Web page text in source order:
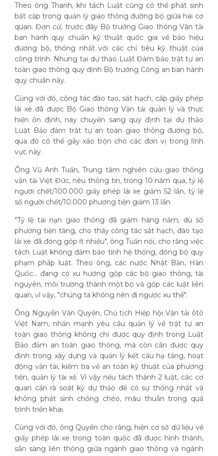
Theo ông Thanh, khi tách Luật cũng có thể phát sinh
bất cập trong quản lý giao thông đường bộ giữa hai cơ
quan. Đơn cử, trước đây Bộ trưởng Giao thông Vận tải
ban hành quy chuẩn kỹ thuật quốc gia về báo hiệu
đường bộ, thống nhất với các chỉ tiêu kỹ thuật của
công trình. Nhưng tại dự thảo Luật Đảm bảo trật tự an
toàn giao thông quy định Bộ trưởng Công an ban hành
quy chuẩn này.
Cùng với đó, công tác đào tạo, sát hạch, cấp giấy phép
lái xe đã được Bộ Giao thông Vận tải quản lý và thực
hiện ổn định, nay chuyển sang quy định tại dự thảo
Luật Bảo đảm trật tự an toàn giao thông đường bộ,
qua đó có thể gây xáo trộn cho các đơn vị trong lĩnh
vực này.
Ông Vũ Anh Tuấn, Trung tâm nghiên cứu giao thông
vận tải Việt Đức, nêu thông tin, trong 10 năm qua, tỷ lệ
người chết/100.000 giấy phép lái xe giảm 52 lần, tỷ lệ
số người chết/10.000 phương tiện giảm 13 lần.
"Tỷ lệ tai nạn giao thông đã giảm hàng năm, dù số
phương tiện tăng, cho thấy công tác sát hạch, đào tạo
lái xe đã đóng góp ít nhiều", ông Tuấn nói, cho rằng việc
tách Luật không đảm bảo tính hệ thống, đồng bộ quy
phạm pháp luật. Theo ông, các nước Nhật Bản, Hàn
Quốc... đang có xu hướng gộp các bộ giao thông, tài
nguyên, môi trường thành một bộ và gộp các luật liên
quan, vì vậy, "chúng ta không nên đi ngược xu thế".
Ông Nguyễn Văn Quyền, Chủ tịch Hiệp hội Vận tải ôtô
Việt Nam, nhấn mạnh yêu cầu quản lý về trật tự an
toàn giao thông không chỉ được quy định trong Luật
Bảo đảm an toàn giao thông, mà còn cần được quy
định trong xây dựng và quản lý kết cấu hạ tầng, hoạt
động vận tải, kiểm tra về an toàn kỹ thuật của phương
tiện, quản lý tài xế. Vì vậy nếu tách thành 2 luật, các cơ
quan cần rà soát kỹ dự thảo để có sự thống nhất và
không phát sinh chồng chéo, mâu thuẫn trong quá
trình triển khai.
Cùng với đó, ông Quyền cho rằng, hiện cơ sở dữ liệu về
giấy phép lái xe trong toàn quốc đã được hình thành,
sẵn sàng liên thông giữa ngành giao thông và ngành